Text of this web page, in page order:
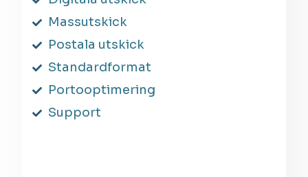
Massutskick
Postala utskick
Standardformat
Portooptimering
Support